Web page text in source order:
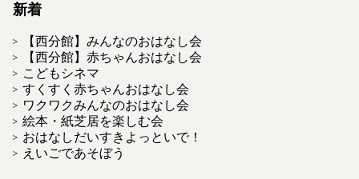
新着
【西分館】みんなのおはなし会
【西分館】赤ちゃんおはなし会
こどもシネマ
すくすく赤ちゃんおはなし会
ワクワクみんなのおはなし会
絵本・紙芝居を楽しむ会
おはなしだいすきよっといで！
えいごであそぼう